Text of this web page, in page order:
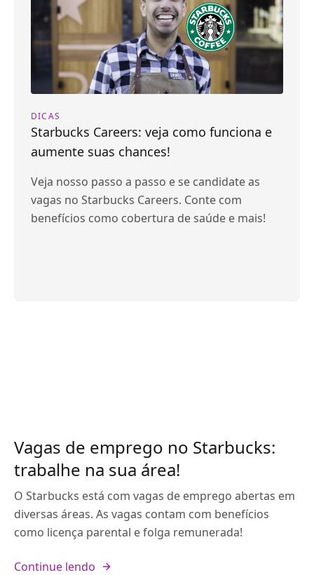
DICAS
Starbucks Careers: veja como funciona e
aumente suas chances!
Veja nosso passo a passo e se candidate as
vagas no Starbucks Careers. Conte com
benefícios como cobertura de saúde e mais!
Vagas de emprego no Starbucks:
trabalhe na sua área!
O Starbucks está com vagas de emprego abertas em
diversas áreas. As vagas contam com benefícios
como licença parental e folga remunerada!
Continue lendo